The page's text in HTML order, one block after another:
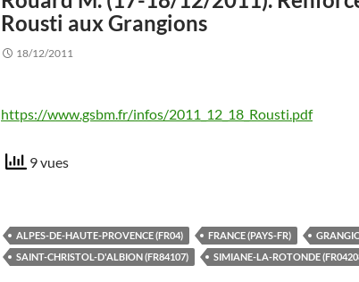
Rousti aux Grangions
18/12/2011
https://www.gsbm.fr/infos/2011_12_18_Rousti.pdf
9 vues
ALPES-DE-HAUTE-PROVENCE (FR04) FRANCE (PAYS-FR)
SAINT-CHRISTOL-D'ALBION (FR84107)
SIMIANE-LA-ROTONDE